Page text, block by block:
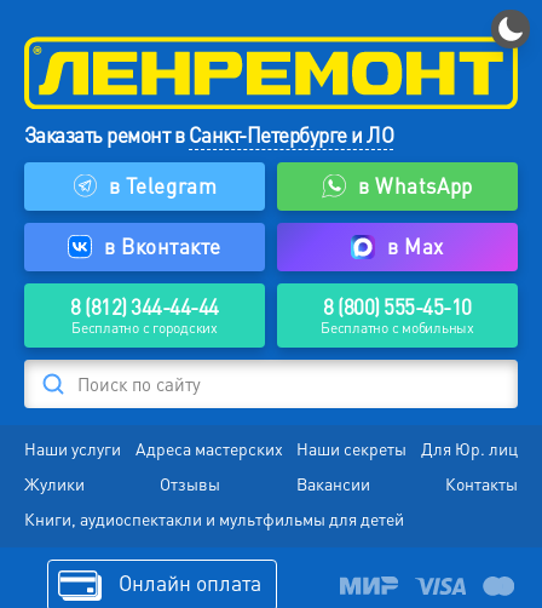
Заказать ремонт вСанкт-Петербурге и ЛО
в Telegram
в WhatsApp
в Вконтакте в Max
8 (812) 344-44-44
Бесплатно с городских
8 (800) 555-45-10
Бесплатно с мобильных
Поиск по сайту
Наши услуги Адреса мастерских Наши секреты
Для Юр. лиц
Жулики
Отзывы Вакансии
Контакты
Книги, аудиоспектакли и мультфильмы для детей
Онлайн оплата